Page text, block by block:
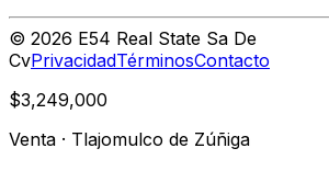
© 2026 E54 Real State Sa De
CvPrivacidadTérminosContacto
$3,249,000
Venta · Tlajomulco de Zúñiga